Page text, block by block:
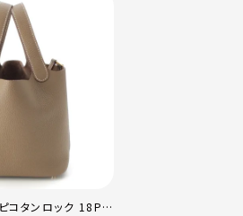
コタンロック 18PM